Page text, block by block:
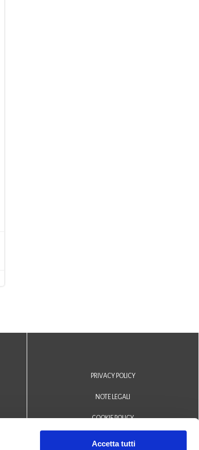
Accetta tutti
PRIVACY POLICY
NOTE LEGALI
COOKIE POLICY
DICHIARAZIONE DI ACCESSIBILITÀ